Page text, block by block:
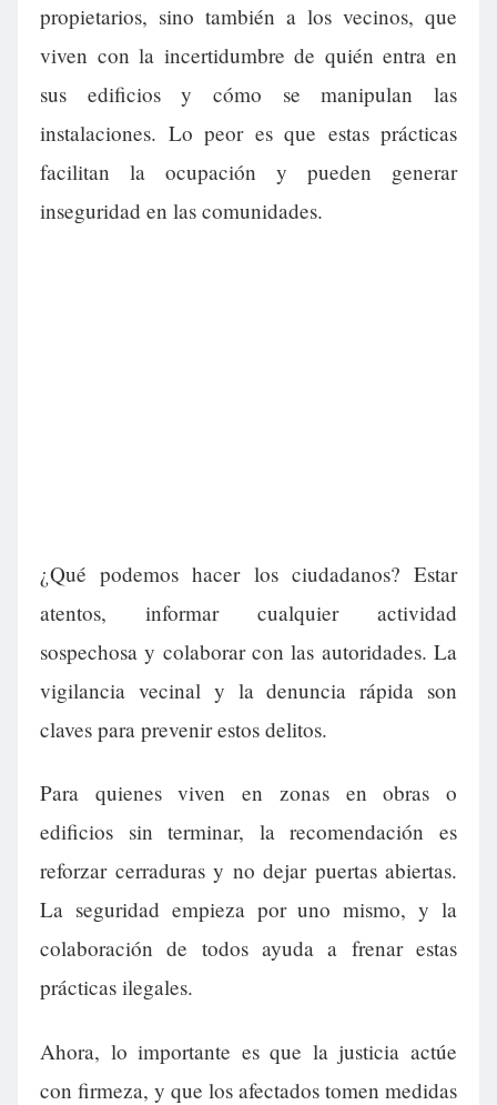
propietarios, sino también a los vecinos, que
viven con la incertidumbre de quién entra en
sus edificios y cómo se manipulan las
instalaciones. Lo peor es que estas prácticas
facilitan la ocupación y pueden generar
inseguridad en las comunidades.
¿Qué podemos hacer los ciudadanos? Estar
atentos, informar cualquier actividad
sospechosa y colaborar con las autoridades. La
vigilancia vecinal y la denuncia rápida son
claves para prevenir estos delitos.
Para quienes viven en zonas en obras o
edificios sin terminar, la recomendación es
reforzar cerraduras y no dejar puertas abiertas.
La seguridad empieza por uno mismo, y la
colaboración de todos ayuda a frenar estas
prácticas ilegales.
Ahora, lo importante es que la justicia actúe
con firmeza, y que los afectados tomen medidas